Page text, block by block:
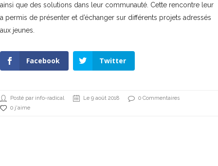
ainsi que des solutions dans leur communauté. Cette rencontre leur
a permis de présenter et d’échanger sur différents projets adressés
aux jeunes.
Facebook Twitter
Posté par info-radical Le 9 août 2018
0 Commentaires
0 j'aime